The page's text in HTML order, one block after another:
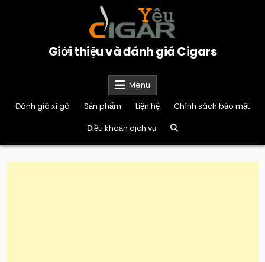
Giới thiệu và đánh giá Cigars
Menu
Đánh giá xì gà
Sản phẩm Liện hệ
Chính sách bảo mật
Điều khoản dịch vụ